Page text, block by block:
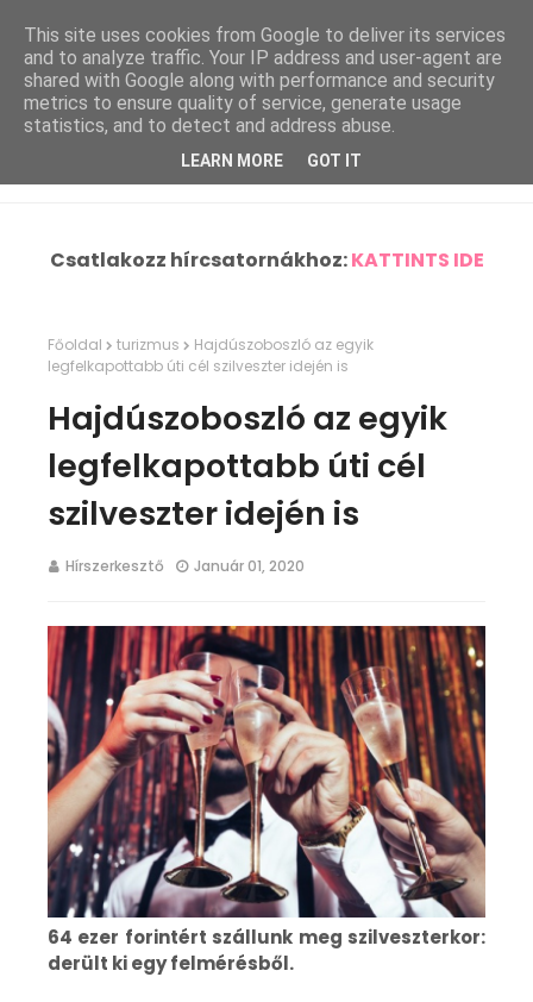
Csatlakozz hírcsatornákhoz:KATTINTS IDE
Főoldal turizmus
Hajdúszoboszló az egyik
legfelkapottabb úti cél szilveszter idején is
Hajdúszoboszló az egyik
legfelkapottabb úti cél
szilveszter idején is
Hírszerkesztő Január 01, 2020
64 ezer forintért szállunk meg szilveszterkor:
derült ki egy felmérésből.
This site uses cookies from Google to deliver its services
and to analyze traffic. Your IP address and user-agent are
shared with Google along with performance and security
metrics to ensure quality of service, generate usage
statistics, and to detect and address abuse.
LEARN MORE GOT IT